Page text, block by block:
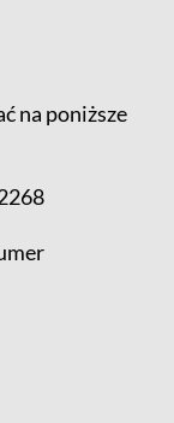
na poniższe